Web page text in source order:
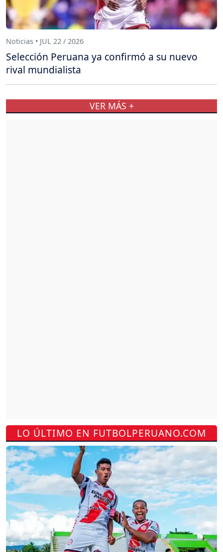
LO ÚLTIMO EN FUTBOLPERUANO.COM
Noticias • JUL 22 / 2026
Selección Peruana ya confirmó a su nuevo
rival mundialista
VER MÁS +